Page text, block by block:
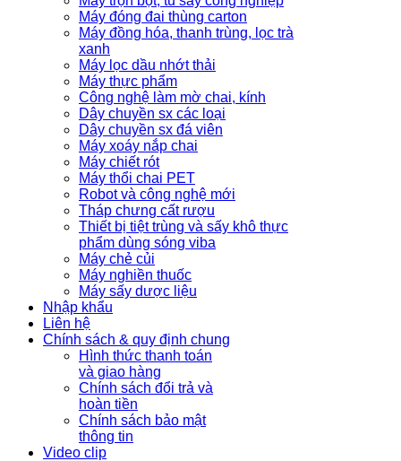
Máy đóng đai thùng carton
Máy đồng hóa, thanh trùng, lọc trà
xanh
Máy lọc dầu nhớt thải
Máy thực phẩm
Công nghệ làm mờ chai, kính
Dây chuyền sx các loại
Dây chuyền sx đá viên
Máy xoáy nắp chai
Máy chiết rót
Máy thổi chai PET
Robot và công nghệ mới
Tháp chưng cất rượu
Thiết bị tiệt trùng và sấy khô thực
phẩm dùng sóng viba
Máy chẻ củi
Máy nghiền thuốc
Máy sấy dược liệu
Nhập khẩu
Liên hệ
Chính sách & quy định chung
Hình thức thanh toán
và giao hàng
Chính sách đổi trả và
hoàn tiền
Chính sách bảo mật
thông tin
Video clip